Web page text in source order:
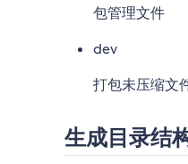
包管理文件
dev
打包未压缩文
生成目录结